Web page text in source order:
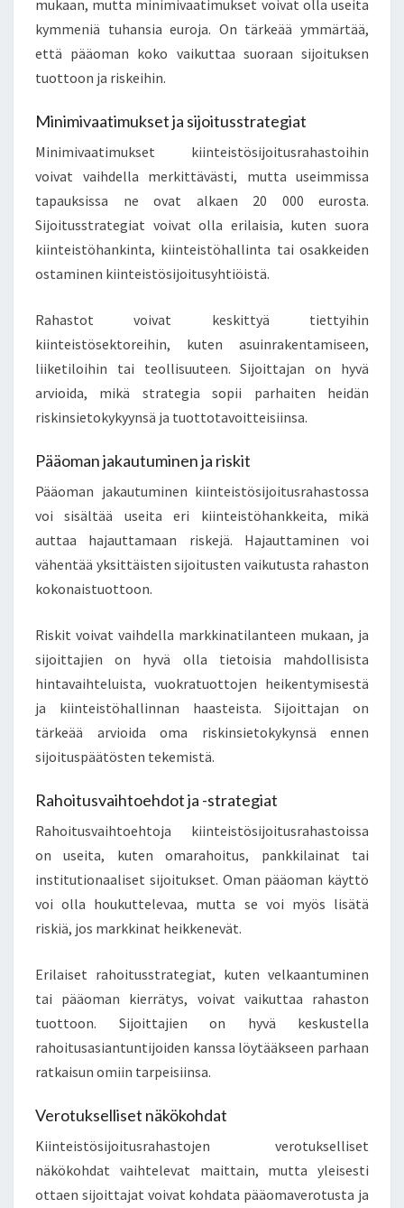
mukaan, mutta minimivaatimukset voivat olla useita
kymmeniä tuhansia euroja. On tärkeää ymmärtää,
että pääoman koko vaikuttaa suoraan sijoituksen
tuottoon ja riskeihin.
Minimivaatimukset ja sijoitusstrategiat
Minimivaatimukset kiinteistösijoitusrahastoihin
voivat vaihdella merkittävästi, mutta useimmissa
tapauksissa ne ovat alkaen 20 000 eurosta.
Sijoitusstrategiat voivat olla erilaisia, kuten suora
kiinteistöhankinta, kiinteistöhallinta tai osakkeiden
ostaminen kiinteistösijoitusyhtiöistä.
Rahastot voivat keskittyä tiettyihin
kiinteistösektoreihin, kuten asuinrakentamiseen,
liiketiloihin tai teollisuuteen. Sijoittajan on hyvä
arvioida, mikä strategia sopii parhaiten heidän
riskinsietokykyynsä ja tuottotavoitteisiinsa.
Pääoman jakautuminen ja riskit
Pääoman jakautuminen kiinteistösijoitusrahastossa
voi sisältää useita eri kiinteistöhankkeita, mikä
auttaa hajauttamaan riskejä. Hajauttaminen voi
vähentää yksittäisten sijoitusten vaikutusta rahaston
kokonaistuottoon.
Riskit voivat vaihdella markkinatilanteen mukaan, ja
sijoittajien on hyvä olla tietoisia mahdollisista
hintavaihteluista, vuokratuottojen heikentymisestä
ja kiinteistöhallinnan haasteista. Sijoittajan on
tärkeää arvioida oma riskinsietokykynsä ennen
sijoituspäätösten tekemistä.
Rahoitusvaihtoehdot ja -strategiat
Rahoitusvaihtoehtoja kiinteistösijoitusrahastoissa
on useita, kuten omarahoitus, pankkilainat tai
institutionaaliset sijoitukset. Oman pääoman käyttö
voi olla houkuttelevaa, mutta se voi myös lisätä
riskiä, jos markkinat heikkenevät.
Erilaiset rahoitusstrategiat, kuten velkaantuminen
tai pääoman kierrätys, voivat vaikuttaa rahaston
tuottoon. Sijoittajien on hyvä keskustella
rahoitusasiantuntijoiden kanssa löytääkseen parhaan
ratkaisun omiin tarpeisiinsa.
Verotukselliset näkökohdat
Kiinteistösijoitusrahastojen verotukselliset
näkökohdat vaihtelevat maittain, mutta yleisesti
ottaen sijoittajat voivat kohdata pääomaverotusta ja